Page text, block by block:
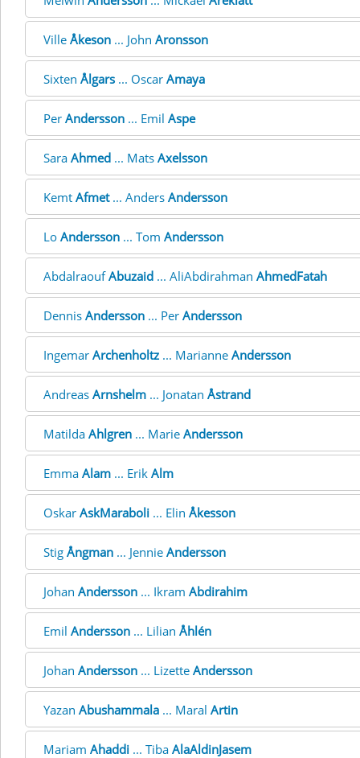
Ville Åkeson ... John Aronsson
Sixten Ålgars ... Oscar Amaya
Per Andersson ... Emil Aspe
Sara Ahmed ... Mats Axelsson
Kemt Afmet... Anders Andersson
Lo Andersson ... Tom Andersson
AbdalraoufAbuzaid ... AliAbdirahman AhmedFatah
Dennis Andersson ... Per Andersson
Ingemar Archenholtz ... Marianne Andersson
Andreas Arnshelm ... Jonatan Åstrand
Matilda Ahlgren ... Marie Andersson
Emma Alam ... Erik Alm
Oskar AskMaraboli ... Elin Åkesson
Stig Ångman ... Jennie Andersson
Johan Andersson ... Ikram Abdirahim
Emil Andersson ... Lilian Åhlén
Johan Andersson ... Lizette Andersson
Yazan Abushammala ... Maral Artin
Mariam Ahaddi ... Tiba AlaAldinJasem